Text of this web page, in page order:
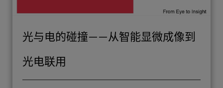
光与电的碰撞——从智能显微成像到
光电联用